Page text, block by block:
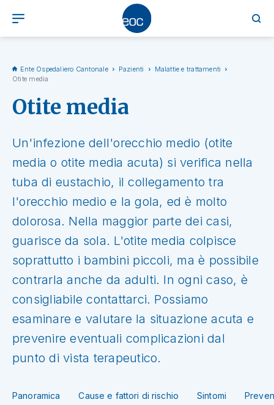
Ente Ospedaliero Cantonale Pazienti
Malattie e trattamenti
Otite media
Otite media
Un'infezione dell'orecchio medio (otite
media o otite media acuta) si verifica nella
tuba di eustachio, il collegamento tra
l'orecchio medio e la gola, ed è molto
dolorosa. Nella maggior parte dei casi,
guarisce da sola. L'otite media colpisce
soprattutto i bambini piccoli, ma è possibile
contrarla anche da adulti. In ogni caso, è
consigliabile contattarci. Possiamo
esaminare e valutare la situazione acuta e
prevenire eventuali complicazioni dal
punto di vista terapeutico.
Panoramica Cause e fattori di rischio Sintomi